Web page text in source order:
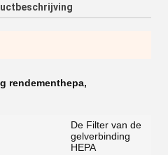
rendementhepa,
De Filter van de
gelverbinding
HEPA